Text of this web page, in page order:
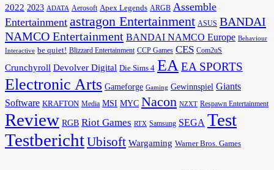
2022 2023 ADATA Aerosoft Apex Legends ARGB Assemble
Entertainment astragon Entertainment ASUS BANDAI
NAMCO Entertainment BANDAI NAMCO Europe Behaviour
Interactive be quiet! Blizzard Entertainment CCP Games CES Com2uS
Crunchyroll Devolver Digital Die Sims 4 EAEA SPORTS
Electronic Arts Gameforge Gaming Gewinnspiel Giants
Software KRAFTON Media MSI MYC Nacon NZXT Respawn Entertainment
Review RGB Riot Games RTX Samsung SEGA Test
TestberichtUbisoft Wargaming Warner Bros. Games